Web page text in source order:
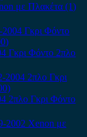
με Πλακέτα (1)
Γκρι Φόντο 2πλο
2πλο Γκρι Φόντο